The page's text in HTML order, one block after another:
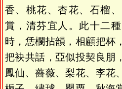
香、桃花、杏花、石榴
賞，清芬宜人。此十二
時，恁欄拈韻，相顧把杯
把袂共話，亞似投契良朋
鳳仙、薔薇、梨花、李花